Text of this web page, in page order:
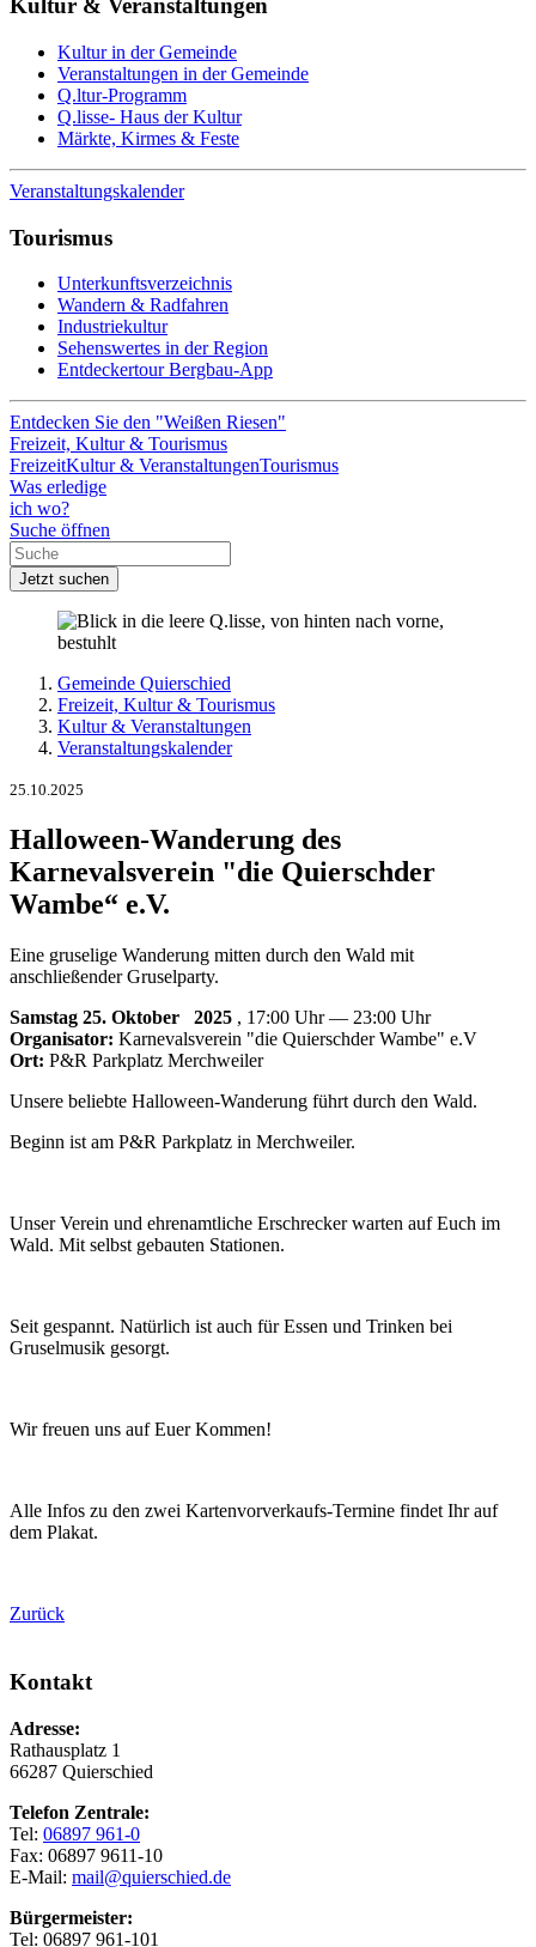
Kultur & Veranstaltungen
Kultur in der Gemeinde
Veranstaltungen in der Gemeinde
Q.ltur-Programm
Q.lisse- Haus der Kultur
Märkte, Kirmes & Feste
Veranstaltungskalender
Tourismus
Unterkunftsverzeichnis
Wandern & Radfahren
Industriekultur
Sehenswertes in der Region
Entdeckertour Bergbau-App
Entdecken Sie den "Weißen Riesen"
Freizeit, Kultur & Tourismus
FreizeitKultur & VeranstaltungenTourismus
Was erledige
ich wo?
Suche öffnen
Jetzt suchen
Gemeinde Quierschied
Freizeit, Kultur & Tourismus
Kultur & Veranstaltungen
Veranstaltungskalender
25.10.2025
Halloween-Wanderung des
Karnevalsverein "die Quierschder
Wambe“ e.V.
Eine gruselige Wanderung mitten durch den Wald mit
anschließender Gruselparty.
Samstag 25. Oktober
2025 , 17:00 Uhr — 23:00 Uhr
Organisator: Karnevalsverein "die Quierschder Wambe" e.V
Ort: P&R Parkplatz Merchweiler
Unsere beliebte Halloween-Wanderung führt durch den Wald.
Beginn ist am P&R Parkplatz in Merchweiler.
Unser Verein und ehrenamtliche Erschrecker warten auf Euch im
Wald. Mit selbst gebauten Stationen.
Seit gespannt. Natürlich ist auch für Essen und Trinken bei
Gruselmusik gesorgt.
Wir freuen uns auf Euer Kommen!
Alle Infos zu den zwei Kartenvorverkaufs-Termine findet Ihr auf
dem Plakat.
Zurück
Kontakt
Adresse:
Rathausplatz 1
66287 Quierschied
Telefon Zentrale:
Tel: 06897 961-0
Fax: 06897 9611-10
E-Mail: mail@quierschied.de
Bürgermeister:
Tel: 06897 961-101